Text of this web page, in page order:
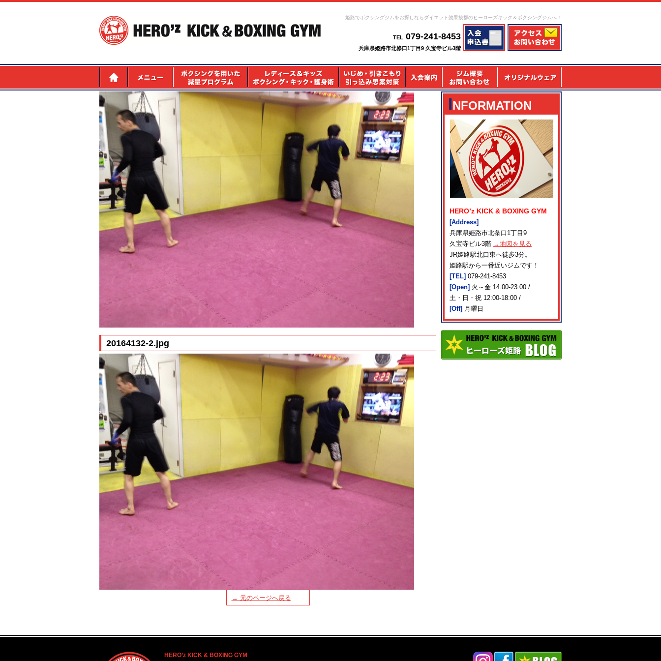
姫路でボクシングジムをお探しならダイエット効果抜群のヒーローズキック＆ボクシングジムへ！
TEL 079-241-8453
兵庫県姫路市北條口1丁目9 久宝寺ビル3階
20164132-2.jpg
→ 元のページへ戻る
INFORMATION
HERO’z KICK & BOXING GYM
[Address]
兵庫県姫路市北条口1丁目9
久宝寺ビル3階 →地図を見る
JR姫路駅北口東へ徒歩3分。
姫路駅から一番近いジムです！
[TEL] 079-241-8453
[Open] 火～金 14:00-23:00 /
土・日・祝 12:00-18:00 /
[Off] 月曜日
HERO’z KICK & BOXING GYM